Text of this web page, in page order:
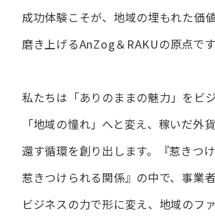
成功体験こそが、​地域の​埋もれた​価
磨き上げる​AnZog＆RAKUの​原点です
私たちは​「ありの​ままの​魅力」を​ビ
「地域の​憧れ」へと​変え、 稼いだ外
還す循環を​創り出します。
『惹きつけ
惹きつけられる​関係』の​中で、​事業
ビジネスの​力で​形に​変え、 地域の​フ